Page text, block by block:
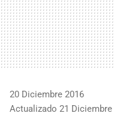
20 Diciembre 2016
Actualizado 21 Diciembre